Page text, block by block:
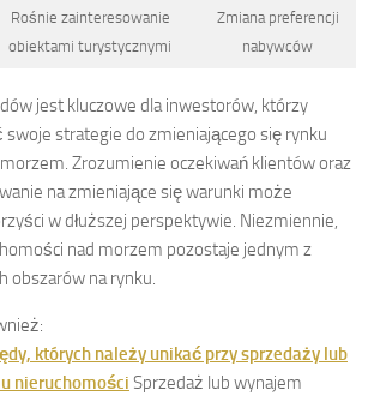
Rośnie zainteresowanie
obiektami turystycznymi
Zmiana preferencji
nabywców
jest kluczowe dla inwestorów, którzy
strategie do zmieniającego się rynku
Zrozumienie oczekiwań klientów oraz
na zmieniające się warunki może
w dłuższej perspektywie. Niezmiennie,
nad morzem pozostaje jednym z
obszarów na rynku.
których należy unikać przy sprzedaży lub
nieruchomości Sprzedaż lub wynajem